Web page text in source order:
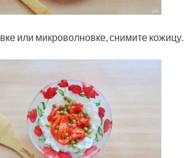
или микроволновке, снимите кожицу.